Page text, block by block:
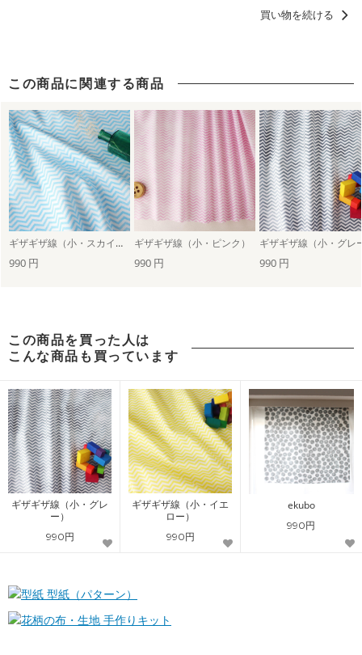
買い物を続ける
この商品に関連する商品
ギザギザ線（小・スカイブルー） ギザギザ線（小・ピンク） ギザギザ線（小・グレ
990 円 990 円 990 円
この商品を買った人は
こんな商品も買っています
ギザギザ線（小・グレ
ー）
990円
ギザギザ線（小・イエ
ロー）
990円
ekubo
990円
型紙（パターン）
手作りキット